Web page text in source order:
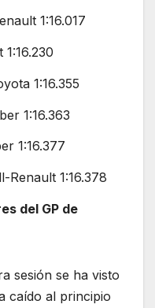
1:16.017
1:16.355
1:16.363
1:16.377
Renault 1:16.378
del GP de
sesión se ha visto
caído al principio